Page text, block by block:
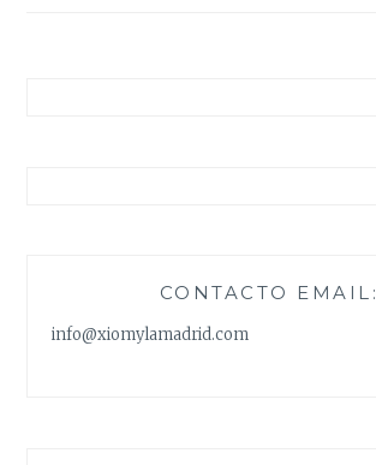
CONTACTO EMAIL:
info@xiomylamadrid.com